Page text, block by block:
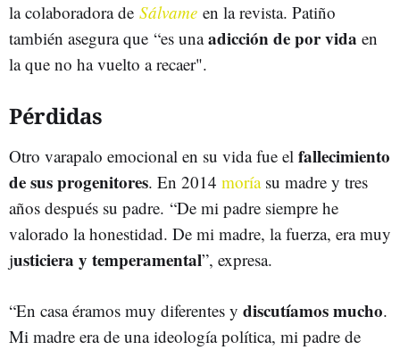
la colaboradora de Sálvame en la revista. Patiño
también asegura que “es unaadicción de por vida en
la que no ha vuelto a recaer".
Pérdidas
Otro varapalo emocional en su vida fue el fallecimiento
de sus progenitores. En 2014 moría su madre y tres
años después su padre. “De mi padre siempre he
valorado la honestidad. De mi madre, la fuerza, era muy
justiciera y temperamental”, expresa.
“En casa éramos muy diferentes y discutíamos mucho.
Mi madre era de una ideología política, mi padre de